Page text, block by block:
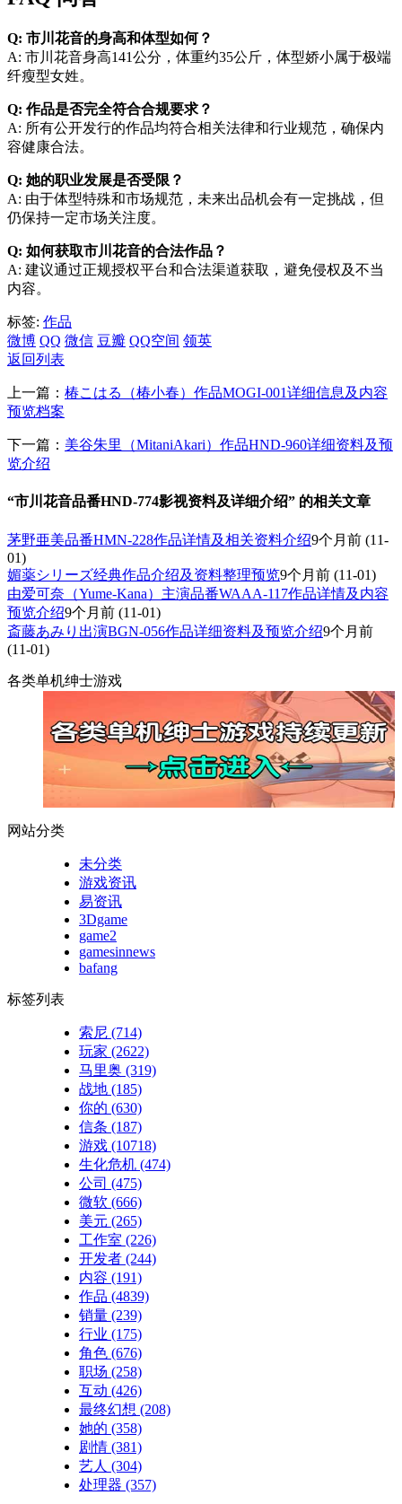
Q: 市川花音的身高和体型如何？
A: 市川花音身高141公分，体重约35公斤，体型娇小属于极端
纤瘦型女姓。
Q: 作品是否完全符合合规要求？
A: 所有公开发行的作品均符合相关法律和行业规范，确保内
容健康合法。
Q: 她的职业发展是否受限？
A: 由于体型特殊和市场规范，未来出品机会有一定挑战，但
仍保持一定市场关注度。
Q: 如何获取市川花音的合法作品？
A: 建议通过正规授权平台和合法渠道获取，避免侵权及不当
内容。
标签: 作品
微博 QQ 微信 豆瓣 QQ空间 领英
返回列表
上一篇： 椿こはる（椿小春）作品MOGI-001详细信息及内容
预览档案
下一篇： 美谷朱里（MitaniAkari）作品HND-960详细资料及预
览介绍
“市川花音品番HND-774影视资料及详细介绍” 的相关文章
茅野亜美品番HMN-228作品详情及相关资料介绍9个月前 (11-
01)
媚薬シリーズ经典作品介绍及资料整理预览9个月前 (11-01)
由爱可奈（Yume-Kana）主演品番WAAA-117作品详情及内容
预览介绍9个月前 (11-01)
斎藤あみり出演BGN-056作品详细资料及预览介绍9个月前
(11-01)
各类单机绅士游戏
网站分类
未分类
游戏资讯
易资讯
3Dgame
game2
gamesinnews
bafang
标签列表
索尼 (714)
玩家 (2622)
马里奥 (319)
战地 (185)
你的 (630)
信条 (187)
游戏 (10718)
生化危机 (474)
公司 (475)
微软 (666)
美元 (265)
工作室 (226)
开发者 (244)
内容 (191)
作品 (4839)
销量 (239)
行业 (175)
角色 (676)
职场 (258)
互动 (426)
最终幻想 (208)
她的 (358)
剧情 (381)
艺人 (304)
处理器 (357)